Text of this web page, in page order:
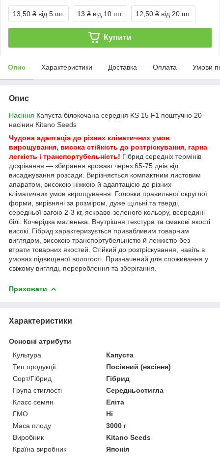
13,50 ₴ від 5 шт. 13 ₴ від 10 шт. 12,50 ₴ від 20 шт.
Купити
Опис Характеристики Доставка Оплата Умови
Опис
Насіння Капуста білокочана середня KS 15 F1 поштучно 20
насінин Kitano Seeds
Чудова адаптація до різних кліматичних умов
вирощування, висока стійкість до розтріскування, гарна
легкість і транспортубельність! Гібрид середніх термінів
дозрівання — збирання врожаю через 65-75 днів від
висаджування розсади. Вирізняється компактним листовим
апаратом, високою ніжкою й адаптацією до різних
кліматичних умов вирощування. Головки правильної округлої
форми, вирівняні за розміром, дуже щільні та тверді,
середньої вагою 2-3 кг, яскраво-зеленого кольору, всередині
білі. Кочерідка маленька. Внутрішня текстура та смакові якості
високі. Гібрид характеризується привабливим товарним
виглядом, високою транспортубельністю й лежкістю без
втрати товарних якостей. Стійкий до розтріскування, навіть в
умовах підвищеної вологості. Призначений для споживання у
свіжому вигляді, перероблення та зберігання.
Приховати
Характеристики
Основні атрибути
Культура
Капуста
Тип продукції
Посівний (насіння)
Сорт/Гібрид
Гібрид
Група стиглості
Середньостигла
Класс семян
Еліта
ГМО
Ні
Маса плоду
3000 г
Виробник
Kitano Seeds
Країна виробник
Японія